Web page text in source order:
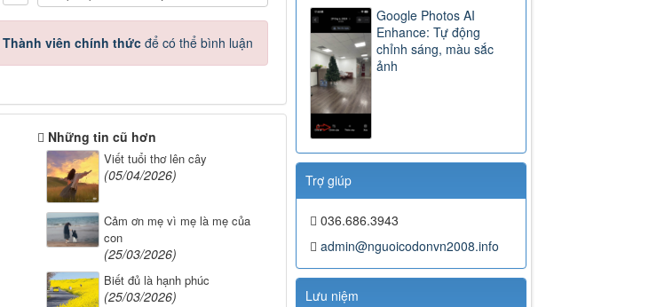
Thành viên chính thứcđể có thể bình luận
Những tin cũ hơn
Viết tuổi thơ lên cây
(05/04/2026)
Cảm ơn mẹ vì mẹ là mẹ của
con
(25/03/2026)
Biết đủ là hạnh phúc
(25/03/2026)
Google Photos AI
Enhance: Tự động
chỉnh sáng, màu sắc
ảnh
Trợ giúp
036.686.3943
admin@nguoicodonvn2008.info
Lưu niệm